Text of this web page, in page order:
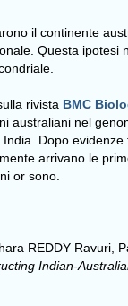
il continente
Questa
rivista BMC
australiani nel
Dopo
arrivano le
or sono.
REDDY Ravuri,
Indian-